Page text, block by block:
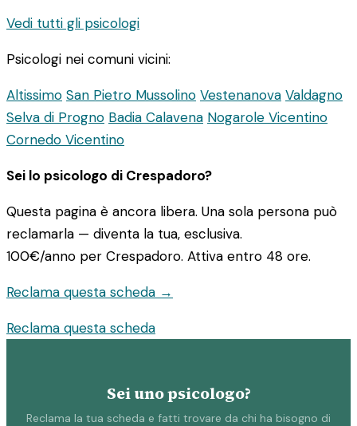
Vedi tutti gli psicologi
Psicologi nei comuni vicini:
Altissimo San Pietro Mussolino Vestenanova Valdagno
Selva di Progno Badia Calavena Nogarole Vicentino
Cornedo Vicentino
Sei lo psicologo di Crespadoro?
Questa pagina è ancora libera. Una sola persona può
reclamarla — diventa la tua, esclusiva.
100€/anno per Crespadoro. Attiva entro 48 ore.
Reclama questa scheda →
Reclama questa scheda
Sei uno psicologo?
Reclama la tua scheda e fatti trovare da chi ha bisogno di